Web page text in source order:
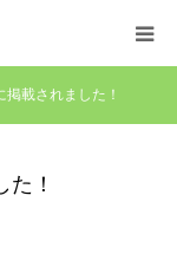
載されました！
！